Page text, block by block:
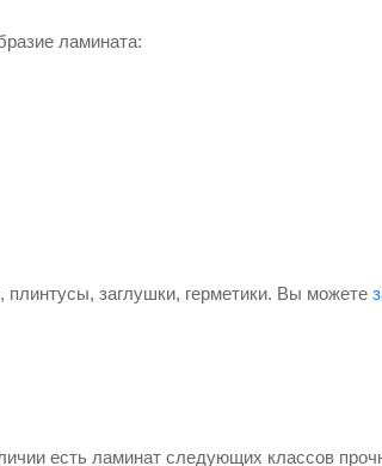
ламината:
заглушки, герметики. Вы можете
есть ламинат следующих классов